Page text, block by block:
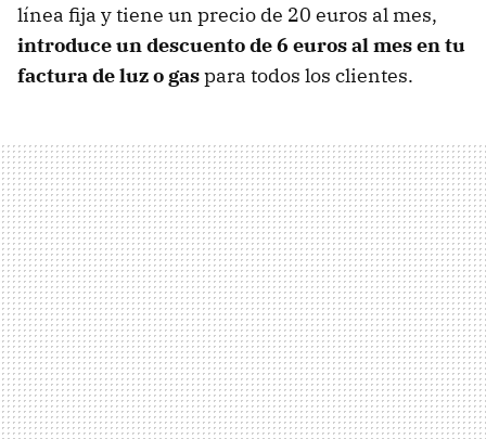
línea fija y tiene un precio de 20 euros al mes,
introduce un descuento de 6 euros al mes en tu
factura de luz o gaspara todos los clientes.